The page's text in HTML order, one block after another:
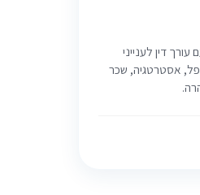
דין לענייני
אסטרטגיה, שכר